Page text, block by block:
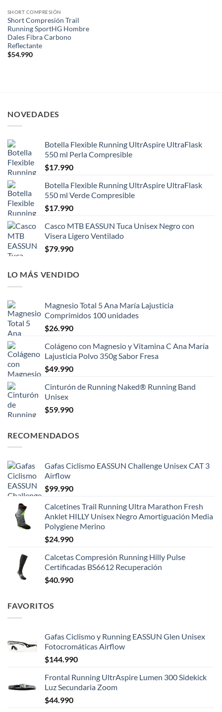
SHORT COMPRESIÓN
Short Compresión Trail
Running SportHG Hombre
Dales Fibra Carbono
Reflectante
$54.990
NOVEDADES
Botella Flexible Running UltrAspire UltraFlask
550 ml Perla Compresible
$17.990
Botella Flexible Running UltrAspire UltraFlask
550 ml Verde Compresible
$17.990
Casco MTB EASSUN Tuca Unisex Negro con
Visera Ligero Ventilado
$79.990
LO MÁS VENDIDO
Magnesio Total 5 Ana María Lajusticia
Comprimidos 100 unidades
$26.990
Colágeno con Magnesio y Vitamina C Ana María
Lajusticia Polvo 350g Sabor Fresa
$49.990
Cinturón de Running Naked® Running Band
Unisex
$59.990
RECOMENDADOS
Gafas Ciclismo EASSUN Challenge Unisex CAT 3
Airflow
$99.990
Calcetines Trail Running Ultra Marathon Fresh
Anklet HILLY Unisex Negro Amortiguación Media
Polygiene Merino
$24.990
Calcetas Compresión Running Hilly Pulse
Certificadas BS6612 Recuperación
$40.990
FAVORITOS
Gafas Ciclismo y Running EASSUN Glen Unisex
Fotocromáticas Airflow
$144.990
Frontal Running UltrAspire Lumen 300 Sidekick
Luz Secundaria Zoom
$44.990